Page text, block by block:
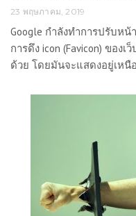
23 พฤษภาคม, 2019
Google กำลังทำการปรับห
การดึง icon (Favicon) ของ
ด้วย โดยมันจะแสดงอยู่เหนื